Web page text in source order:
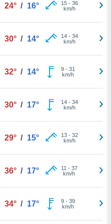
24° / 16° 15- 36
km/h
30° / 14° 14- 34
km/h
32° / 14° 9- 31
km/h
30° / 17° 14- 34
km/h
29° / 15° 13- 32
km/h
36° / 17° 11 - 37
km/h
34° / 17° 9- 39
km/h